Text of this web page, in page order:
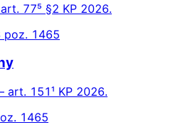
77⁵ §2 KP 2026.
poz. 1465
151¹ KP 2026.
1465